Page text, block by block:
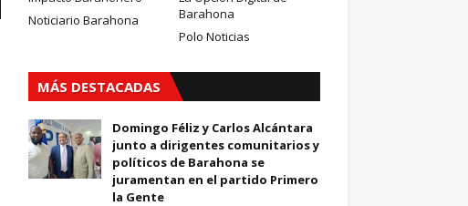
Barahona
Noticiario Barahona
Polo Noticias
MÁS DESTACADAS
Domingo Féliz y Carlos Alcántara
junto a dirigentes comunitarios y
políticos de Barahona se
juramentan en el partido Primero
la Gente